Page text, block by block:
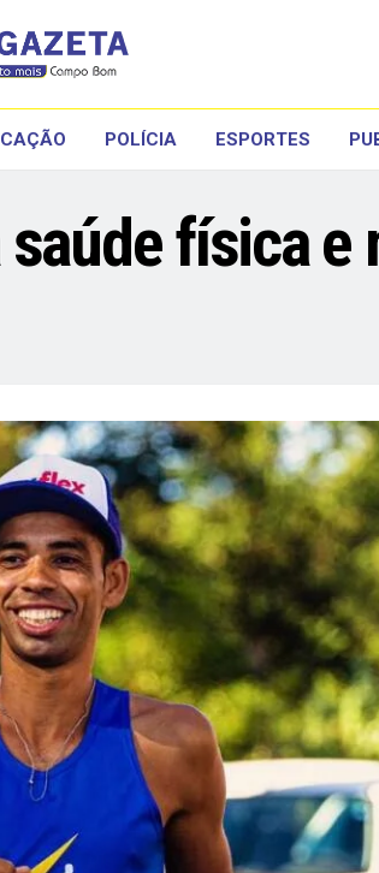
POLÍCIA ESPORTES
física e